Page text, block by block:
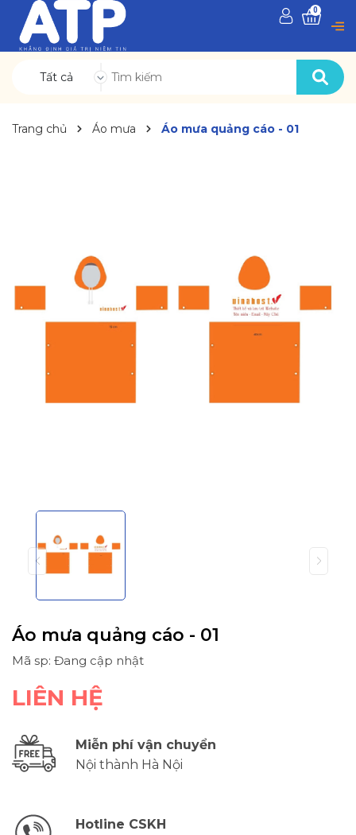
Tất cả
0
Trang chủ Áo mưa Áo mưa quảng cáo - 01
Áo mưa quảng cáo - 01
Mã sp: Đang cập nhật
LIÊN HỆ
Miễn phí vận chuyển
Nội thành Hà Nội
Hotline CSKH